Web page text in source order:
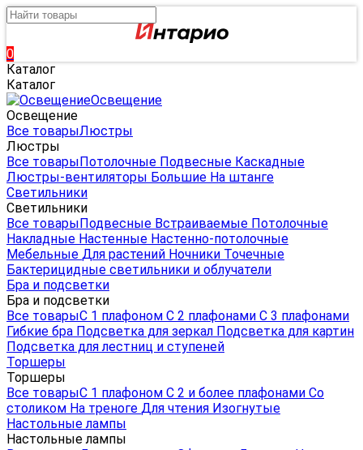
0
Каталог
Каталог
Освещение
Освещение
Все товарыЛюстры
Люстры
Все товарыПотолочные Подвесные Каскадные
Люстры-вентиляторы Большие На штанге
Светильники
Светильники
Все товарыПодвесные Встраиваемые Потолочные
Накладные Настенные Настенно-потолочные
Мебельные Для растений Ночники Точечные
Бактерицидные светильники и облучатели
Бра и подсветки
Бра и подсветки
Все товарыС 1 плафоном С 2 плафонами С 3 плафонами
Гибкие бра Подсветка для зеркал Подсветка для картин
Подсветка для лестниц и ступеней
Торшеры
Торшеры
Все товарыС 1 плафоном С 2 и более плафонами Со
столиком На треноге Для чтения Изогнутые
Настольные лампы
Настольные лампы